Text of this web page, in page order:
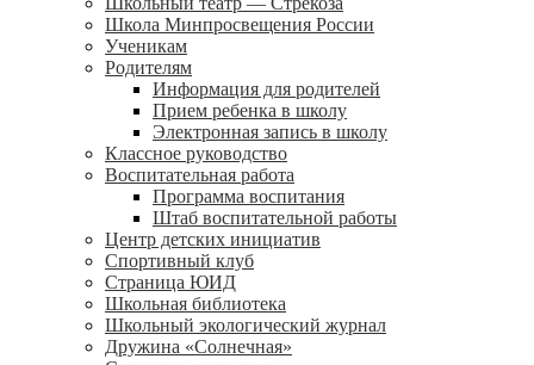
Школа Минпросвещения России
Ученикам
Родителям
Информация для родителей
Прием ребенка в школу
Электронная запись в школу
Классное руководство
Воспитательная работа
Программа воспитания
Штаб воспитательной работы
Центр детских инициатив
Спортивный клуб
Страница ЮИД
Школьная библиотека
Школьный экологический журнал
Дружина «Солнечная»